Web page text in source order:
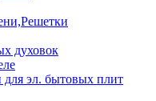
духовок
для эл. бытовых плит